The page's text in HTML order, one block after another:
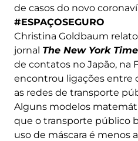
de casos do novo
#ESPAÇOSEGURO
Christina Goldbaum
jornal The New York
de contatos no Japão, na
encontrou ligações entre
as redes de transporte
Alguns modelos
que o transporte público
uso de máscara é menos